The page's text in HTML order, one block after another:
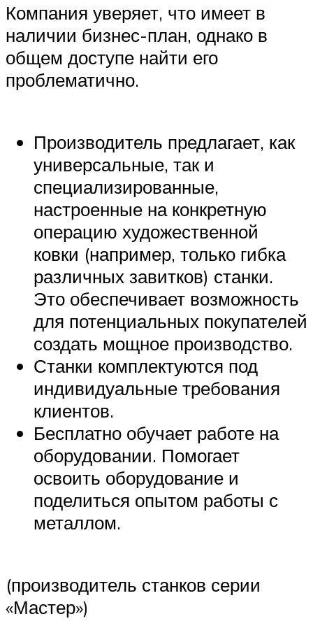
Компания уверяет, что имеет в
наличии бизнес-план, однако в
общем доступе найти его
проблематично.
Производитель предлагает, как
универсальные, так и
специализированные,
настроенные на конкретную
операцию художественной
ковки (например, только гибка
различных завитков) станки.
Это обеспечивает возможность
для потенциальных покупателей
создать мощное производство.
Станки комплектуются под
индивидуальные требования
клиентов.
Бесплатно обучает работе на
оборудовании. Помогает
освоить оборудование и
поделиться опытом работы с
металлом.
(производитель станков серии
«Мастер»)